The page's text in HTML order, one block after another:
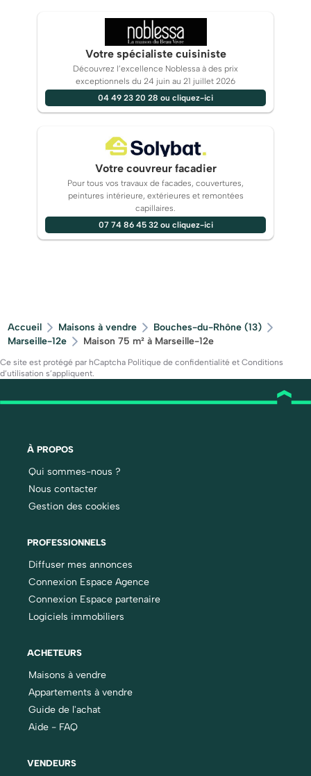
Votre spécialiste cuisiniste
Découvrez l’excellence Noblessa à des prix
exceptionnels du 24 juin au 21 juillet 2026
04 49 23 20 28 ou cliquez-ici
Votre couvreur facadier
Pour tous vos travaux de facades, couvertures,
peintures intérieure, extérieures et remontées
capillaires.
07 74 86 45 32 ou cliquez-ici
Accueil Maisons à vendre
Bouches-du-Rhône (13)
Marseille-12e
Maison 75 m² à Marseille-12e
Ce site est protégé par hCaptcha Politique de confidentialité et Conditions
d’utilisation s’appliquent.
À PROPOS
Qui sommes-nous ?
Nous contacter
Gestion des cookies
PROFESSIONNELS
Diffuser mes annonces
Connexion Espace Agence
Connexion Espace partenaire
Logiciels immobiliers
ACHETEURS
Maisons à vendre
Appartements à vendre
Guide de l'achat
Aide - FAQ
VENDEURS